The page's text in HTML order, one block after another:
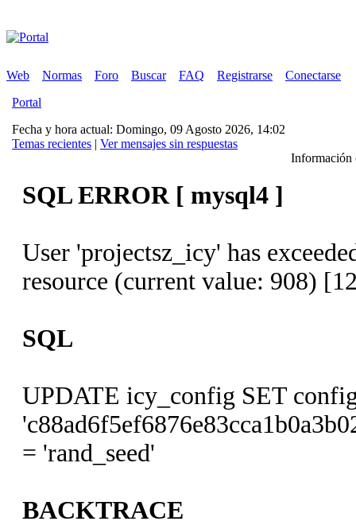
Web Normas Foro Buscar FAQ Registrarse
Conectarse
Portal
Fecha y hora actual: Domingo, 09 Agosto 2026, 14:02
Temas recientes | Ver mensajes sin respuestas
Información
SQL ERROR [ mysql4 ]
User 'projectsz_icy' has
resource (current value: 908)
SQL
UPDATE icy_config SET
= 'rand_seed'
BACKTRACE